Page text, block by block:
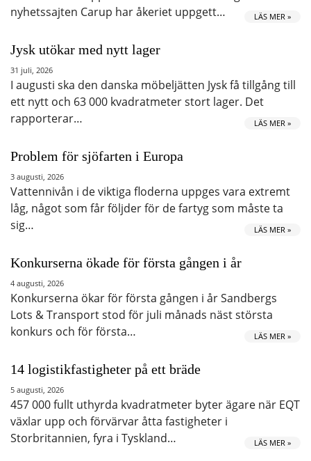
nyhetssajten Carup har åkeriet uppgett…
LÄS MER »
Jysk utökar med nytt lager
31 juli, 2026
I augusti ska den danska möbeljätten Jysk få tillgång till
ett nytt och 63 000 kvadratmeter stort lager. Det
rapporterar…
LÄS MER »
Problem för sjöfarten i Europa
3 augusti, 2026
Vattennivån i de viktiga floderna uppges vara extremt
låg, något som får följder för de fartyg som måste ta
sig…
LÄS MER »
Konkurserna ökade för första gången i år
4 augusti, 2026
Konkurserna ökar för första gången i år Sandbergs
Lots & Transport stod för juli månads näst största
konkurs och för första…
LÄS MER »
14 logistikfastigheter på ett bräde
5 augusti, 2026
457 000 fullt uthyrda kvadratmeter byter ägare när EQT
växlar upp och förvärvar åtta fastigheter i
Storbritannien, fyra i Tyskland…
LÄS MER »